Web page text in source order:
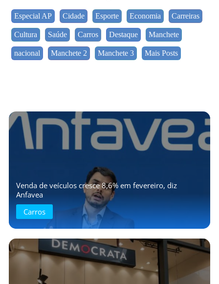
Especial AP Cidade Esporte Economia Carreiras
Cultura Saúde Carros Destaque Manchete
nacional Manchete 2 Manchete 3 Mais Posts
Venda de veículos cresce 8,6% em fevereiro, diz
Anfavea
Carros